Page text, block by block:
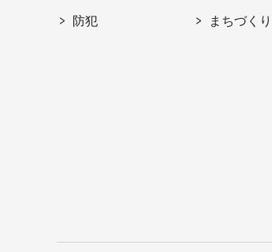
防犯 まちづく